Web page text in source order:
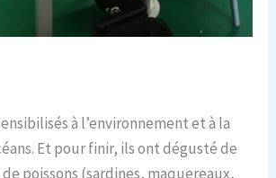
à l’environnement et à la
Et pour finir, ils ont dégusté de
poissons (sardines, maquereaux,